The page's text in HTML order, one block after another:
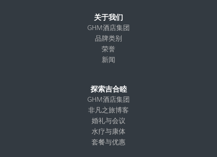
关于我们
GHM酒店集团
品牌类别
荣誉
新闻
探索吉合睦
GHM酒店集团
非凡之旅博客
婚礼与会议
水疗与康体
套餐与优惠